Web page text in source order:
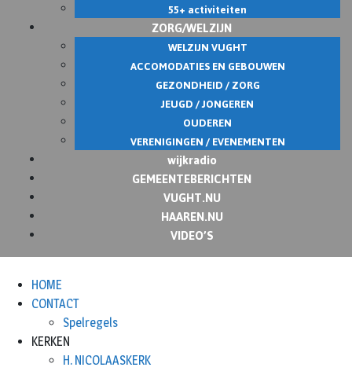
55+ activiteiten
ZORG/WELZIJN
WELZIJN VUGHT
ACCOMODATIES EN GEBOUWEN
GEZONDHEID / ZORG
JEUGD / JONGEREN
OUDEREN
VERENIGINGEN / EVENEMENTEN
wijkradio
GEMEENTEBERICHTEN
VUGHT.NU
HAAREN.NU
VIDEO’S
HOME
CONTACT
Spelregels
KERKEN
H. NICOLAASKERK